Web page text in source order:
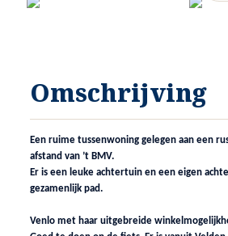
Omschrijving
Een ruime tussenwoning gelegen aan een
afstand van ’t BMV.
Er is een leuke achtertuin en een eigen
gezamenlijk pad.
Venlo met haar uitgebreide